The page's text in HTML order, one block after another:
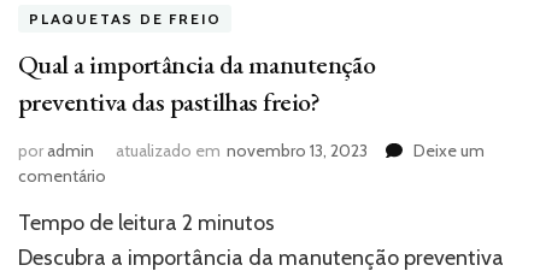
PLAQUETAS DE FREIO
Qual a importância da manutenção
preventiva das pastilhas freio?
poradmin atualizado em novembro 13, 2023
Deixe um
comentário
a
importância
Tempo de leitura 2 minutos
Descubra a importância da manutenção preventiva